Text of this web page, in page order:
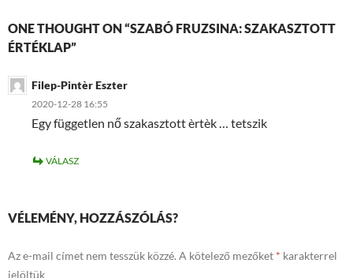
ONE THOUGHT ON “SZABÓ FRUZSINA: SZAKASZTOTT
ÉRTÉKLAP”
Filep-Pintèr Eszter
2020-12-28 16:55
Egy független nő szakasztott èrtèk … tetszik
VÁLASZ
VÉLEMÉNY, HOZZÁSZÓLÁS?
Az e-mail címet nem tesszük közzé. A kötelező mezőket * karakterrel
jelöltük